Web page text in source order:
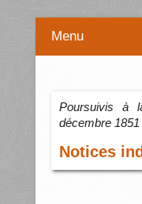
Menu
Poursuivis à
décembre 1851
Notices